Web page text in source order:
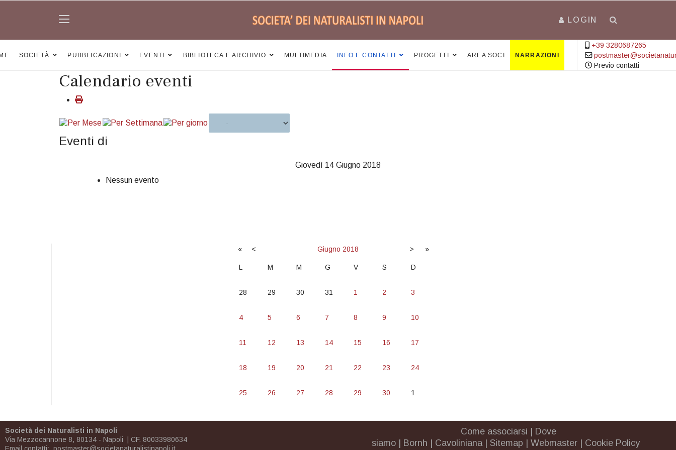
LOGIN
SOCIETÀ PUBBLICAZIONI EVENTI BIBLIOTECA E ARCHIVIO MULTIMEDIA INFO E CONTATTI PROGETTI AREA SOCI NARRAZIONI
+39 3280687265
Previo contatti
Calendario eventi
Eventi di
Giovedì 14 Giugno 2018
Nessun evento
« < Giugno 2018 > »
L M M G V S D
28 29 30 31 1 2 3
4 5 6 7 8 9 10
11 12 13 14 15 16 17
18 19 20 21 22 23 24
25 26 27 28 29 30 1
Società dei Naturalisti in Napoli
Via Mezzocannone 8, 80134 - Napoli | CF. 80033980634
Come associarsi
Dove
siamo
Bornh Cavoliniana| Sitemap Webmaster Cookie Policy